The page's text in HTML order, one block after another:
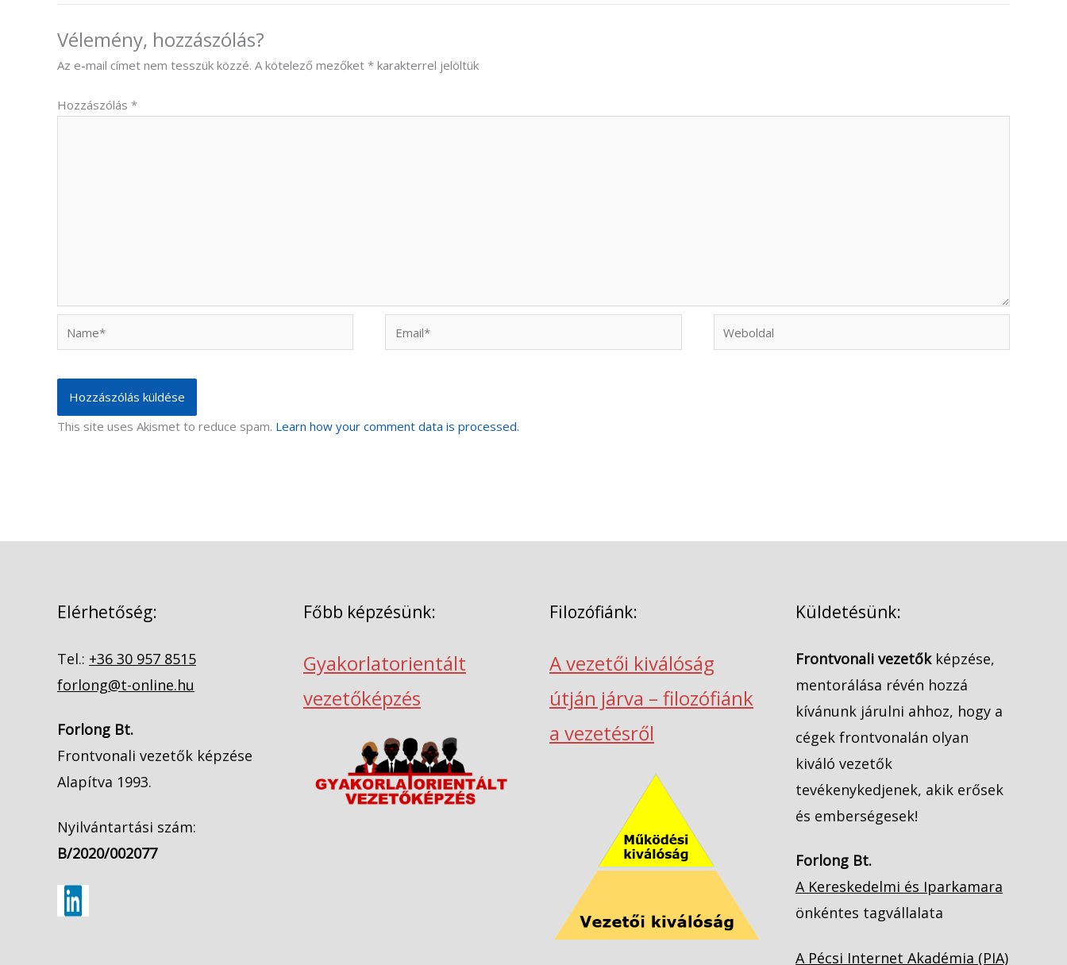
Vélemény, hozzászólás?
Az e-mail címet nem tesszük közzé. A kötelező mezőket * karakterrel jelöltük
Hozzászólás *
This site uses Akismet to reduce spam. Learn how your comment data is processed.
Elérhetőség:
Tel.: +36 30 957 8515
forlong@t-online.hu
Forlong Bt.
Frontvonali vezetők képzése
Alapítva 1993.
Nyilvántartási szám:
B/2020/002077
Főbb képzésünk:
Gyakorlatorientált
vezetőképzés
Filozófiánk:
A vezetői kiválóság
útján járva – filozófiánk
a vezetésről
Küldetésünk:
Frontvonali vezetőkképzése,
mentorálása révén hozzá
kívánunk járulni ahhoz, hogy a
cégek frontvonalán olyan
kiváló vezetők
tevékenykedjenek, akik erősek
és emberségesek!
Forlong Bt.
A Kereskedelmi és Iparkamara
önkéntes tagvállalata
A Pécsi Internet Akadémia (PIA)